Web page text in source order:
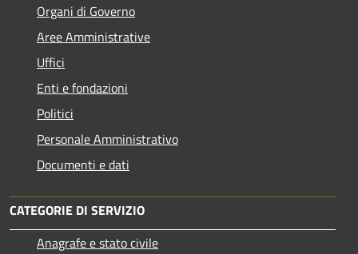
Organi di Governo
Aree Amministrative
Uffici
Enti e fondazioni
Politici
Personale Amministrativo
Documenti e dati
CATEGORIE DI SERVIZIO
Anagrafe e stato civile